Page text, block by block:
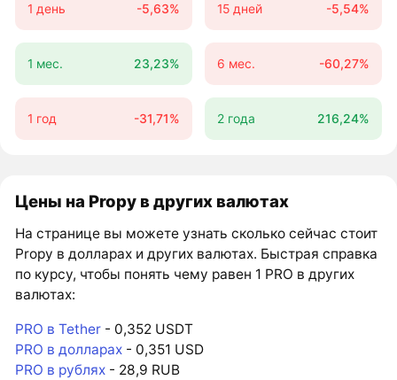
1 день -5,63% 15 дней -5,54%
1 мес. 23,23% 6 мес. -60,27%
1 год -31,71% 2 года 216,24%
Цены на Propy в других валютах
На странице вы можете узнать сколько сейчас стоит
Propy в долларах и других валютах. Быстрая справка
по курсу, чтобы понять чему равен 1 PRO в других
валютах:
PRO в Tether - 0,352 USDT
PRO в долларах - 0,351 USD
PRO в рублях - 28,9 RUB